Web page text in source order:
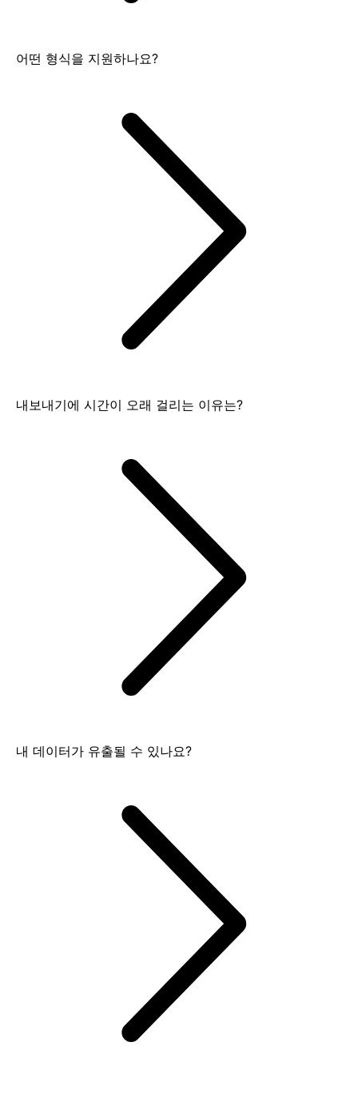
어떤 형식을 지원하나요?
내보내기에 시간이 오래 걸리는 이유는?
내 데이터가 유출될 수 있나요?